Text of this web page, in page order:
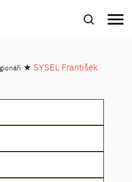
menu
★ SYSEL František